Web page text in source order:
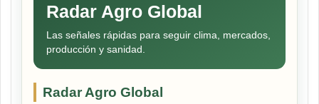
Radar Agro Global
Las señales rápidas para seguir clima, mercados,
producción y sanidad.
Radar Agro Global